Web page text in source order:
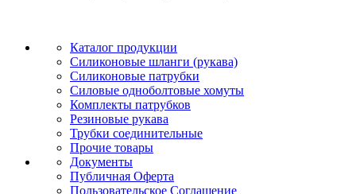
Каталог продукции
Силиконовые шланги (рукава)
Силиконовые патрубки
Силовые одноболтовые хомуты
Комплекты патрубков
Резиновые рукава
Трубки соединительные
Прочие товары
Документы
Публичная Оферта
Пользовательское Соглашение